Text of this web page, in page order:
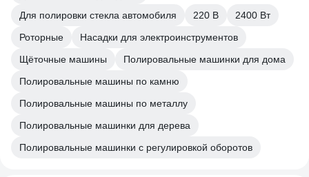
Для полировки стекла автомобиля
220 В
2400 Вт
Роторные
Насадки для электроинструментов
Щёточные машины
Полировальные машинки для дома
Полировальные машины по камню
Полировальные машины по металлу
Полировальные машинки для дерева
Полировальные машинки с регулировкой оборотов